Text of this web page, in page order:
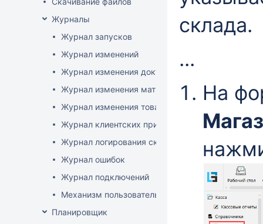
Журналы
Журнал запусков
Журнал изменений
Журнал изменения документов
Журнал изменения матриц
Журнал изменения товаров
Журнал клиентских приложений
Журнал логирования сканирований штрихкодов
Журнал ошибок
Журнал подключений
Механизм пользовательского логирования
Планировщик
склада.
...
На